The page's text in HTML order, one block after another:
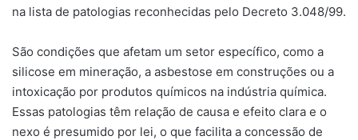
na lista de patologias reconhecidas pelo Decreto 3.048/99.
São condições que afetam um setor específico, como a
silicose em mineração, a asbestose em construções ou a
intoxicação por produtos químicos na indústria química.
Essas patologias têm relação de causa e efeito clara e o
nexo é presumido por lei, o que facilita a concessão de